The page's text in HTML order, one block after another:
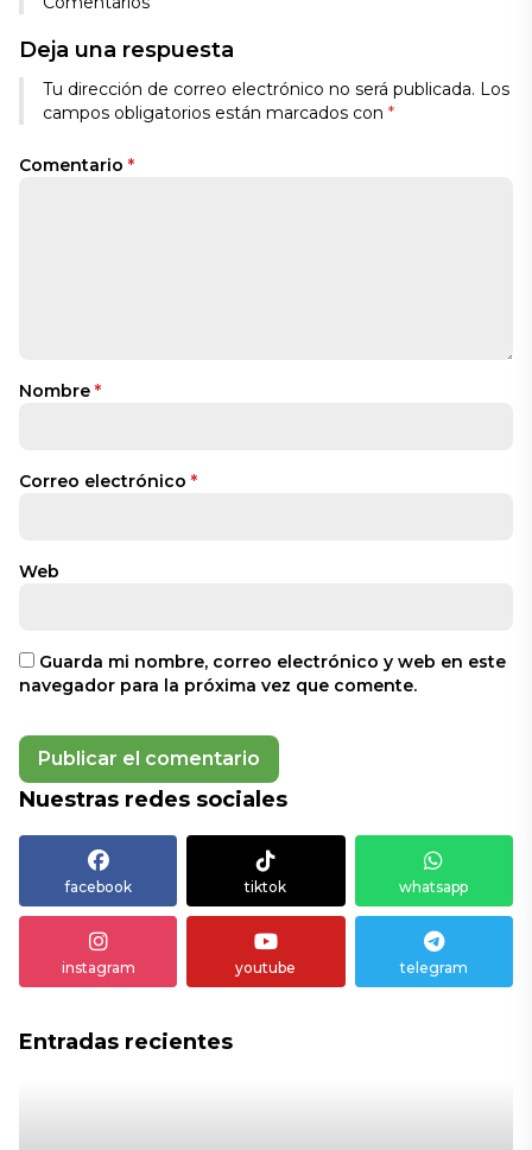
Deja una respuesta
Tu dirección de correo electrónico no será publicada. Los
campos obligatorios están marcados con *
Comentario *
Nombre *
Correo electrónico *
Web
Guarda mi nombre, correo electrónico y web en este
navegador para la próxima vez que comente.
Nuestras redes sociales
facebook tiktok whatsapp
instagram youtube telegram
Entradas recientes